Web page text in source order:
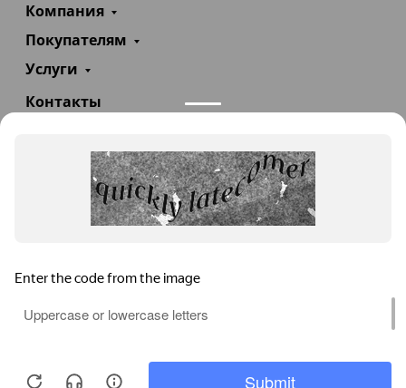
Компания
Покупателям
Услуги
Контакты
info@teploexpert.com
Пн—Сб 09:00 – 18:00
TeploExpert.com © 2008 - 2026 Оборудование для
систем отопления, водоснабжения, канализации